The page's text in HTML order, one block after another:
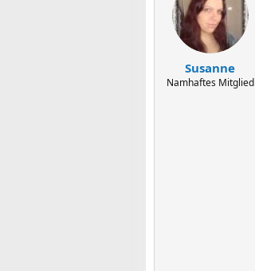
l
t
a
m
Susanne
Namhaftes Mitglied